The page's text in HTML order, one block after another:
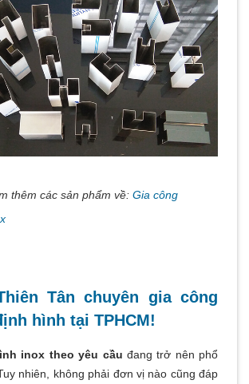
thêm các sản phẩm về: Gia công
Tân chuyên gia công
hình tại TPHCM!
inox theo yêu cầu đang trở nên phổ
nhiên, không phải đơn vị nào cũng đáp